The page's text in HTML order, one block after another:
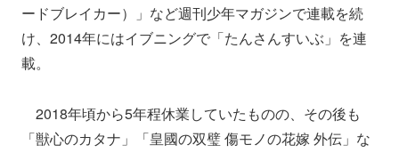
ードブレイカー）」など週刊少年マガジンで連載を続
け、2014年にはイブニングで「たんさんすいぶ」を連
載。
2018年頃から5年程休業していたものの、その後も
「獣心のカタナ」「皇國の双璧 傷モノの花嫁 外伝」な